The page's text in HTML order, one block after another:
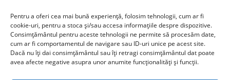
Pentru a oferi cea mai bună experiență, folosim tehnologii, cum ar fi
cookie-uri, pentru a stoca și/sau accesa informațiile despre dispozitive.
Consimțământul pentru aceste tehnologii ne permite să procesăm date,
cum ar fi comportamentul de navigare sau ID-uri unice pe acest site.
Dacă nu îți dai consimțământul sau îți retragi consimțământul dat poate
avea afecte negative asupra unor anumite funcționalități și funcții.
email: contact@sticlafar.ro
Nu detinem magazin de prezentare, comenzile se
livreaza exclusiv prin curierat.